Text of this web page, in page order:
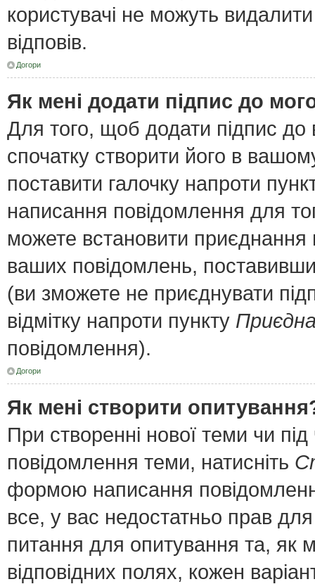
користувачі не можуть
відповів.
Догори
Як мені додати підпис до
Для того, щоб додати підпис
спочатку створити його в
поставити галочку напроти
написання повідомлення для
можете встановити приєднання
ваших повідомлень, поставивши
(ви зможете не приєднувати
відмітку напроти пункту
повідомлення).
Догори
Як мені створити
При створенні нової теми чи
повідомлення теми, натисніть
формою написання
все, у вас недостатньо прав
питання для опитування та, як
відповідних полях, кожен